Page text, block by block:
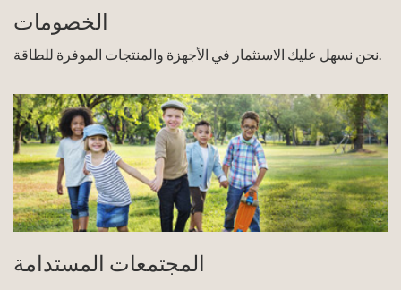
الخصومات
نحن نسهل عليك الاستثمار في الأجهزة والمنتجات الموفرة للطاقة.
المجتمعات المستدامة